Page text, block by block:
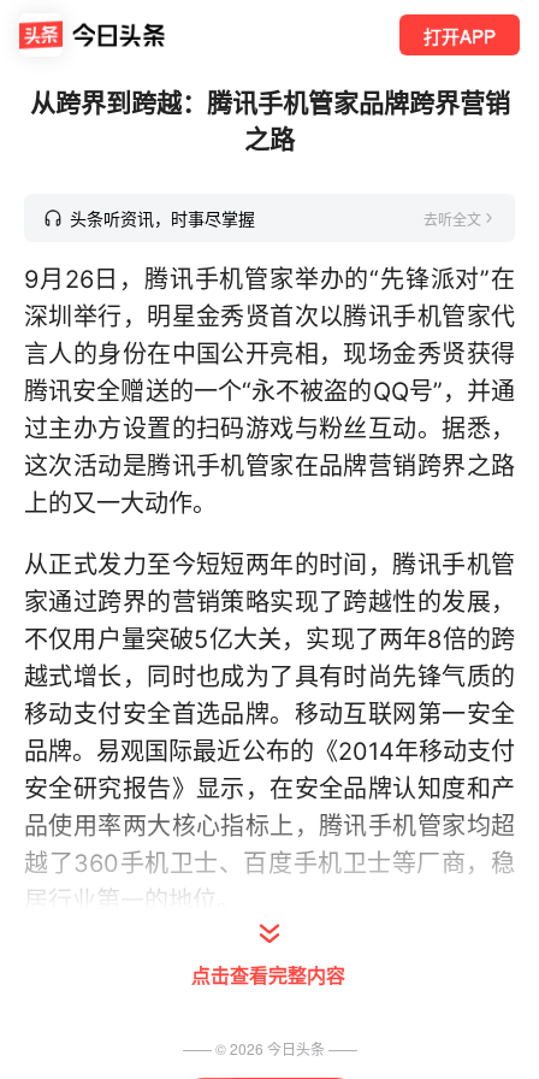
打开APP
从跨界到跨越：腾讯手机管家品牌跨界营销
之路
头条听资讯，时事尽掌握 去听全文
9月26日，腾讯手机管家举办的“先锋派对”在
深圳举行，明星金秀贤首次以腾讯手机管家代
言人的身份在中国公开亮相，现场金秀贤获得
腾讯安全赠送的一个“永不被盗的QQ号”，并通
过主办方设置的扫码游戏与粉丝互动。据悉，
这次活动是腾讯手机管家在品牌营销跨界之路
上的又一大动作。
从正式发力至今短短两年的时间，腾讯手机管
家通过跨界的营销策略实现了跨越性的发展，
不仅用户量突破5亿大关，实现了两年8倍的跨
越式增长，同时也成为了具有时尚先锋气质的
移动支付安全首选品牌。移动互联网第一安全
品牌。易观国际最近公布的《2014年移动支付
安全研究报告》显示，在安全品牌认知度和产
品使用率两大核心指标上，腾讯手机管家均超
越了360手机卫士、百度手机卫士等厂商，稳
居行业第一的地位。
点击查看完整内容
—— ©2026 今日头条 ——